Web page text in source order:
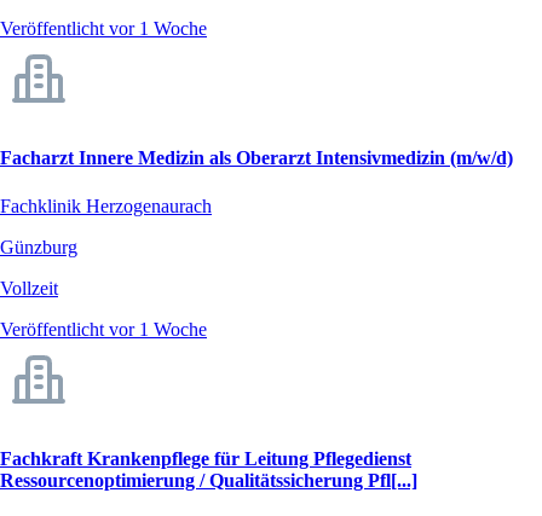
Veröffentlicht vor 1 Woche
Facharzt Innere Medizin als Oberarzt Intensivmedizin (m/w/d)
Fachklinik Herzogenaurach
Günzburg
Vollzeit
Veröffentlicht vor 1 Woche
Fachkraft Krankenpflege für Leitung Pflegedienst
Ressourcenoptimierung / Qualitätssicherung Pfl[...]